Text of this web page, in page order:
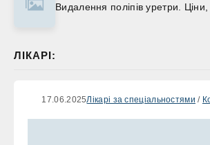
Видалення поліпів уретри. Ціни,
ЛІКАРІ:
17.06.2025Лікарі за спеціальностями /